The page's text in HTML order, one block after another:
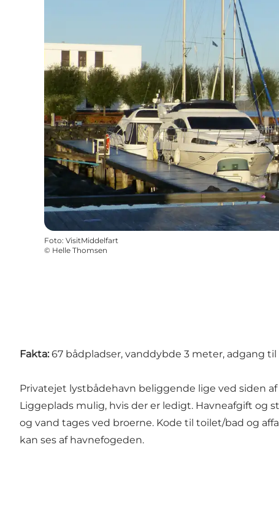
Foto: VisitMiddelfart
© Helle Thomsen
Fakta: 67 bådpladser, vanddybde 3 meter, adgang
Privatejet lystbådehavn beliggende lige ved siden
Liggeplads mulig, hvis der er ledigt. Havneafgift og
og vand tages ved broerne. Kode til toilet/bad og
kan ses af havnefogeden.